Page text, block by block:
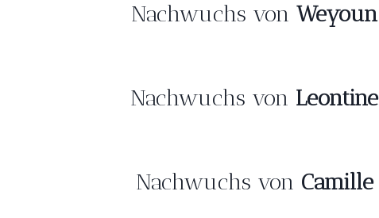
Nachwuchs von Weyoun
Nachwuchs von Leontine
Nachwuchs von Camille